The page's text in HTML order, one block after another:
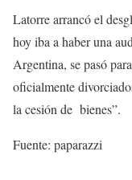
Latorre arrancó el
hoy iba a haber una
Argentina, se pasó
oficialmente
la cesión de bienes”.
Fuente: paparazzi